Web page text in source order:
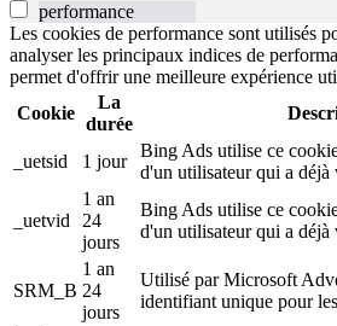
performance
Les cookies de performance sont utilisés
analyser les principaux indices de
permet d'offrir une meilleure expérience
Cookie
La
durée
_uetsid 1 jour
Bing Ads utilise ce
d'un utilisateur qui a déjà
_uetvid
1 an
24
jours
Bing Ads utilise ce
d'un utilisateur qui a déjà
SRM_B
1 an
24
jours
Utilisé par Microsoft
identifiant unique pour